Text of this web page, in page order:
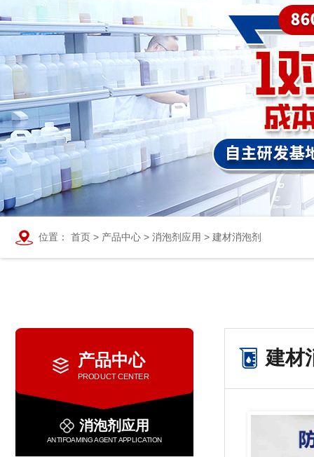
位置： 首页 > 产品中心 > 消泡剂应用 > 建材消泡剂
产品中心
PRODUCT CENTER
消泡剂应用
ANTIFOAMING AGENT APPLICATION
建材